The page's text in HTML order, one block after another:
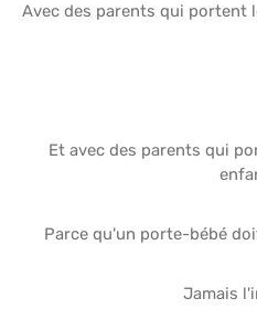
Avec des parents qui portent
Et avec des parents qui
Parce qu'un porte-bébé
Jamais